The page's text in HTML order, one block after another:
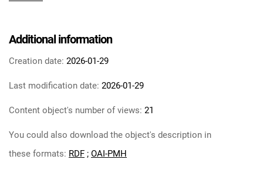
Tarnowie. 1984
Azotowych im. Feliksa Dzierżyńskiego w
Tarnowie. 1985
Azotowych im. Feliksa Dzierżyńskiego w
Tarnowskie Azoty : tygodnik Zakładów
Azotowych im. Feliksa Dzierżyńskiego w
Additional information
Creation date: 2026-01-29
Last modification date: 2026-01-29
Content object's number of views: 21
You could also download the object's description in
these formats: RDF ; OAI-PMH